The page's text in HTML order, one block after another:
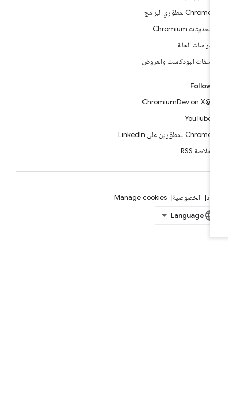
Chrome لمطوّري البرامج
تحديثات Chromium
دراسات الحالة
ملفات البودكاست والعروض
Follow
YouTube
Chrome للمطوّرين على LinkedIn
خلاصة RSS
الخصوصية Manage cookies